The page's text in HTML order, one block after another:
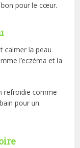
pour le cœur.
calmer la peau
l’eczéma et la
refroidie comme
pour un